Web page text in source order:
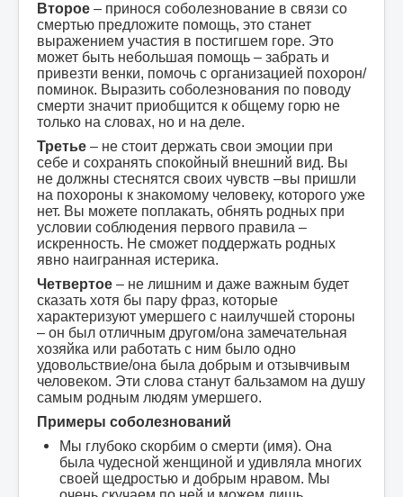
Второе – принося соболезнование в связи со
смертью предложите помощь, это станет
выражением участия в постигшем горе. Это
может быть небольшая помощь – забрать и
привезти венки, помочь с организацией похорон/
поминок. Выразить соболезнования по поводу
смерти значит приобщится к общему горю не
только на словах, но и на деле.
Третье – не стоит держать свои эмоции при
себе и сохранять спокойный внешний вид. Вы
не должны стеснятся своих чувств –вы пришли
на похороны к знакомому человеку, которого уже
нет. Вы можете поплакать, обнять родных при
условии соблюдения первого правила –
искренность. Не сможет поддержать родных
явно наигранная истерика.
Четвертое – не лишним и даже важным будет
сказать хотя бы пару фраз, которые
характеризуют умершего с наилучшей стороны
– он был отличным другом/она замечательная
хозяйка или работать с ним было одно
удовольствие/она была добрым и отзывчивым
человеком. Эти слова станут бальзамом на душу
самым родным людям умершего.
Примеры соболезнований
Мы глубоко скорбим о смерти (имя). Она
была чудесной женщиной и удивляла многих
своей щедростью и добрым нравом. Мы